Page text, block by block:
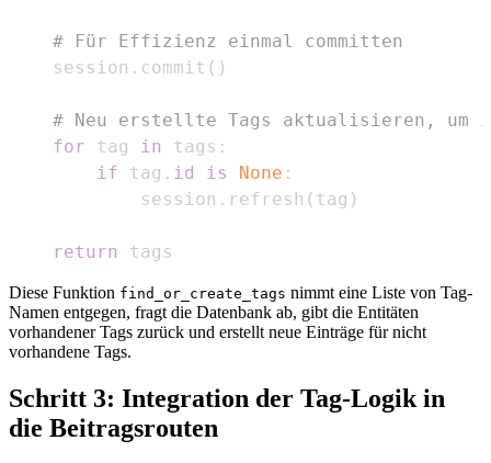
# Für Effizienz einmal committen
    session
. commit ( )
# Neu erstellte Tags aktualisieren, um
for tag in tags :
if tag . id is None :
            session
. refresh ( tag )
return tags
Diese Funktion find_or_create_tags nimmt eine Liste von Tag-
Namen entgegen, fragt die Datenbank ab, gibt die Entitäten
vorhandener Tags zurück und erstellt neue Einträge für nicht
vorhandene Tags.
Schritt 3: Integration der Tag-Logik in
die Beitragsrouten